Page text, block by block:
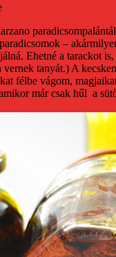
–
Ehetné a tarackot
vernek tanyát.) A
félbe vágom,
már csak hűl a